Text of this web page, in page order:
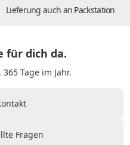
Lieferung auch an Packstation
für dich da.
Tage im Jahr.
Fragen